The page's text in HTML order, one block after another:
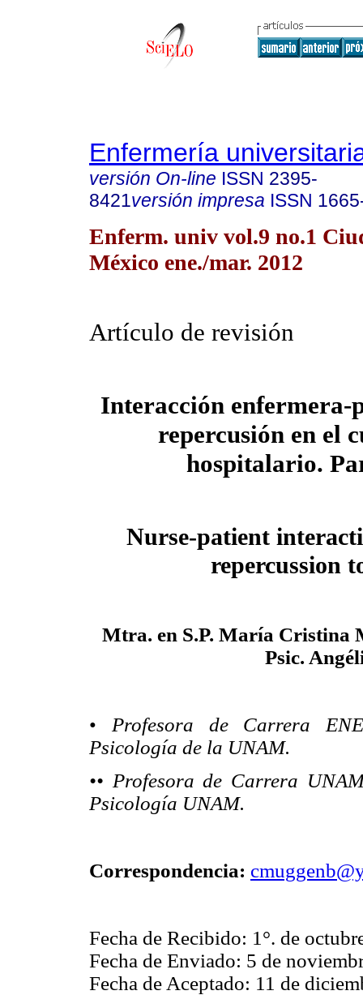
Enfermería
versión On-line ISSN 2395-
8421versión impresa ISSN
Enferm. univ vol.9 no.1
México ene./mar. 2012
Artículo de revisión
Interacción enfermera-
repercusión en el
hospitalario.
Nurse-patient
repercussion
Mtra. en S.P. María Cristina
Psic.
• Profesora de Carrera
Psicología de la UNAM.
•• Profesora de Carrera
Psicología UNAM.
Correspondencia:
Fecha de Recibido: 1°. de
Fecha de Enviado: 5 de
Fecha de Aceptado: 11 de